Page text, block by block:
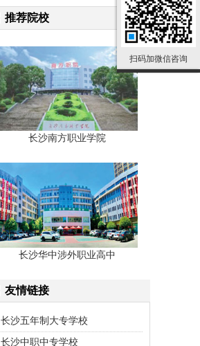
推荐院校
长沙南方职业学院
长沙华中涉外职业高中
友情链接
长沙五年制大专学校
长沙中职中专学校
扫码加微信咨询